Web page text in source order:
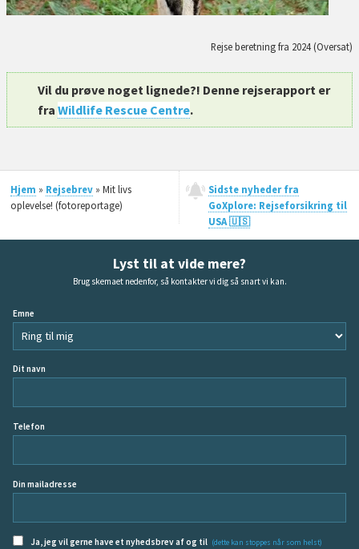
Rejse beretning fra 2024 (Oversat)
Vil du prøve noget lignede?! Denne rejserapport er
fraWildlife Rescue Centre.
Hjem » Rejsebrev» Mit livs
oplevelse! (fotoreportage)
Sidste nyheder fra
GoXplore: Rejseforsikring til
USA 🇺🇸
Lyst til at vide mere?
Brug skemaet nedenfor, så kontakter vi dig så snart vi kan.
Emne
Dit navn
Telefon
Din mailadresse
Ja, jeg vil gerne have et nyhedsbrev af og til (dette kan stoppes når som helst)